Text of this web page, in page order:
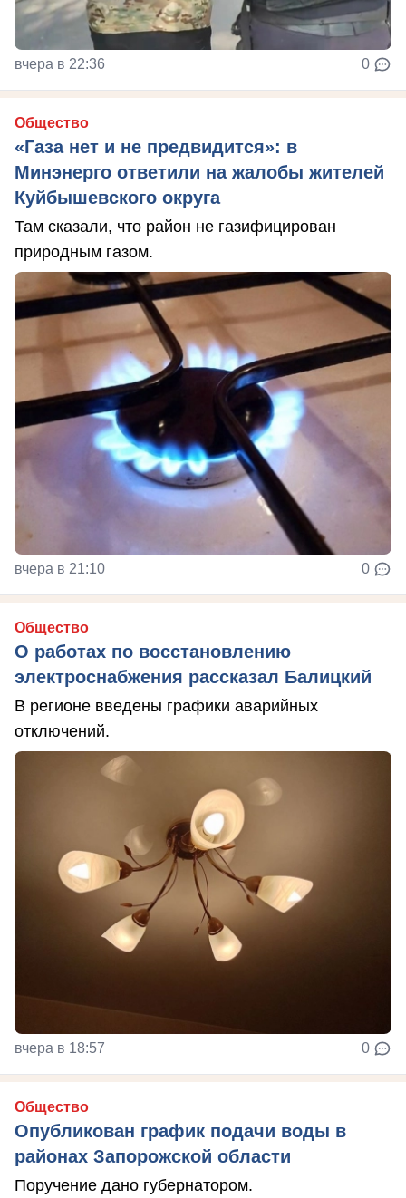
вчера в 22:36 0
Общество
«Газа нет и не предвидится»: в
Минэнерго ответили на жалобы жителей
Куйбышевского округа
Там сказали, что район не газифицирован
природным газом.
вчера в 21:10 0
Общество
О работах по восстановлению
электроснабжения рассказал Балицкий
В регионе введены графики аварийных
отключений.
вчера в 18:57 0
Общество
Опубликован график подачи воды в
районах Запорожской области
Поручение дано губернатором.